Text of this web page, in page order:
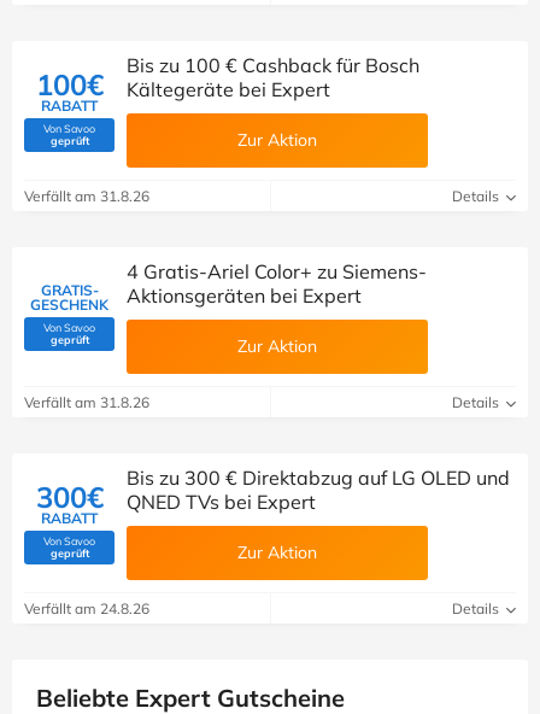
100€
RABATT
Von Savoo
geprüft(Von Savoo geprüft)
Bis zu 100 € Cashback für Bosch
Kältegeräte bei Expert
Zur Aktion
Verfällt am 31.8.26 Details
GRATIS-
GESCHENK
Von Savoo
geprüft(Von Savoo geprüft)
4 Gratis-Ariel Color+ zu Siemens-
Aktionsgeräten bei Expert
Zur Aktion
Verfällt am 31.8.26 Details
300€
RABATT
Von Savoo
geprüft(Von Savoo geprüft)
Bis zu 300 € Direktabzug auf LG OLED und
QNED TVs bei Expert
Zur Aktion
Verfällt am 24.8.26 Details
Beliebte Expert Gutscheine